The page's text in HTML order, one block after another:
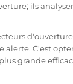
ils
alerte. C'est
grande